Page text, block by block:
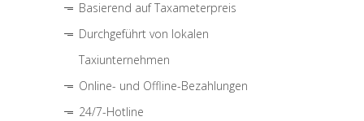
Basierend auf Taxameterpreis
Durchgeführt von lokalen
Taxiunternehmen
Online- und Offline-Bezahlungen
24/7-Hotline